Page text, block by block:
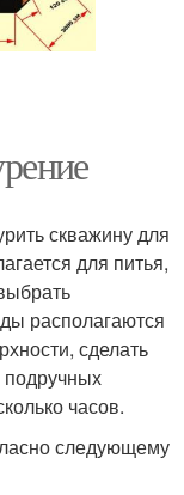
скважину для
для питья,
располагаются
сделать
подручных
часов.
следующему